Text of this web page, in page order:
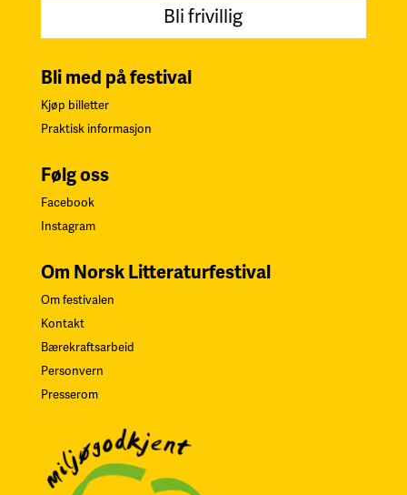
Bli frivillig
Bli med på festival
Kjøp billetter
Praktisk informasjon
Følg oss
Facebook
Instagram
Om Norsk Litteraturfestival
Om festivalen
Kontakt
Bærekraftsarbeid
Personvern
Presserom